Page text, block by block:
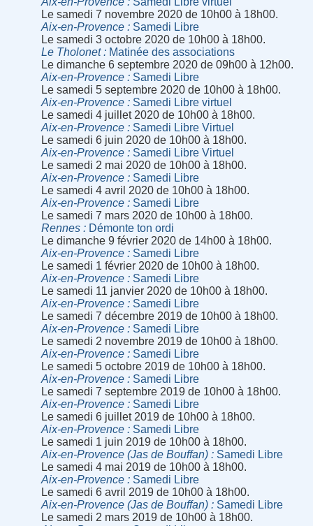
Le samedi 7 novembre 2020 de 10h00 à 18h00.
Aix-en-Provence
Samedi Libre
Le samedi 3 octobre 2020 de 10h00 à 18h00.
Le Tholonet
Matinée des associations
Le dimanche 6 septembre 2020 de 09h00 à 12h00.
Aix-en-Provence
Samedi Libre
Le samedi 5 septembre 2020 de 10h00 à 18h00.
Aix-en-Provence
Samedi Libre virtuel
Le samedi 4 juillet 2020 de 10h00 à 18h00.
Aix-en-Provence
Samedi Libre Virtuel
Le samedi 6 juin 2020 de 10h00 à 18h00.
Aix-en-Provence
Samedi Libre Virtuel
Le samedi 2 mai 2020 de 10h00 à 18h00.
Aix-en-Provence
Samedi Libre
Le samedi 4 avril 2020 de 10h00 à 18h00.
Aix-en-Provence
Samedi Libre
Le samedi 7 mars 2020 de 10h00 à 18h00.
Rennes
Démonte ton ordi
Le dimanche 9 février 2020 de 14h00 à 18h00.
Aix-en-Provence
Samedi Libre
Le samedi 1 février 2020 de 10h00 à 18h00.
Aix-en-Provence
Samedi Libre
Le samedi 11 janvier 2020 de 10h00 à 18h00.
Aix-en-Provence
Samedi Libre
Le samedi 7 décembre 2019 de 10h00 à 18h00.
Aix-en-Provence
Samedi Libre
Le samedi 2 novembre 2019 de 10h00 à 18h00.
Aix-en-Provence
Samedi Libre
Le samedi 5 octobre 2019 de 10h00 à 18h00.
Aix-en-Provence
Samedi Libre
Le samedi 7 septembre 2019 de 10h00 à 18h00.
Aix-en-Provence
Samedi Libre
Le samedi 6 juillet 2019 de 10h00 à 18h00.
Aix-en-Provence
Samedi Libre
Le samedi 1 juin 2019 de 10h00 à 18h00.
Aix-en-Provence (Jas de Bouffan)
Samedi Libre
Le samedi 4 mai 2019 de 10h00 à 18h00.
Aix-en-Provence
Samedi Libre
Le samedi 6 avril 2019 de 10h00 à 18h00.
Aix-en-Provence (Jas de Bouffan)
Samedi Libre
Le samedi 2 mars 2019 de 10h00 à 18h00.